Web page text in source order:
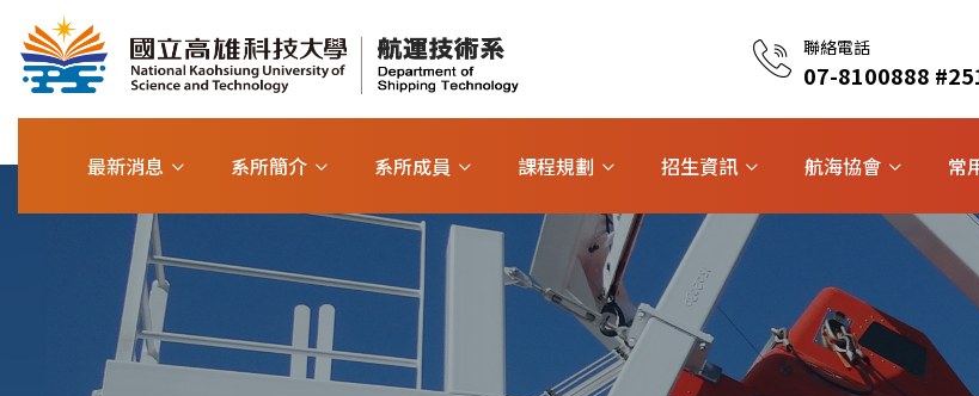
聯絡電話
07-8100888
最新消息 系所簡介 系所成員 課程規劃 招生資訊 航海協會 常